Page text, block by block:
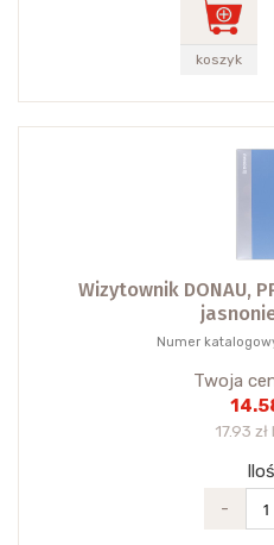
koszyk
Wizytownik DONAU,
Numer
Twoja
17.93
-